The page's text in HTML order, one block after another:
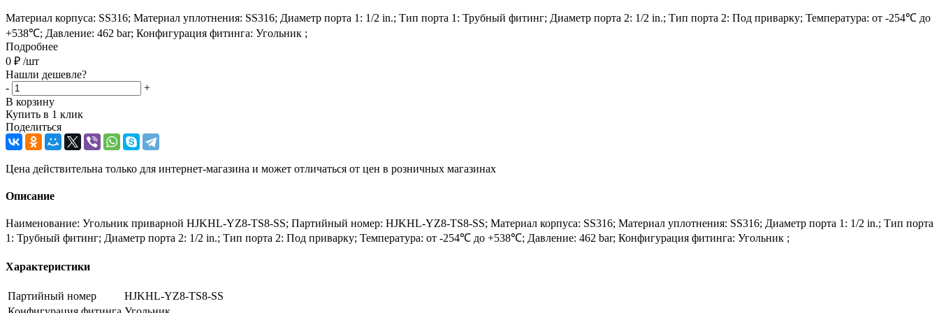
Материал корпуса: SS316; Материал уплотнения: SS316; Диаметр порта 1: 1/2 in.; Тип порта 1: Трубный фитинг; Диаметр порта 2: 1/2 in.; Тип порта 2: Под приварку; Температура: от -254℃ до
+538℃; Давление: 462 bar; Конфигурация фитинга: Угольник ;
Подробнее
0 ₽ /шт
Нашли дешевле?
-
+
В корзину
Купить в 1 клик
Поделиться
Цена действительна только для интернет-магазина и может отличаться от цен в розничных магазинах
Описание
Наименование: Угольник приварной HJKHL-YZ8-TS8-SS; Партийный номер: HJKHL-YZ8-TS8-SS; Материал корпуса: SS316; Материал уплотнения: SS316; Диаметр порта 1: 1/2 in.; Тип порта
1: Трубный фитинг; Диаметр порта 2: 1/2 in.; Тип порта 2: Под приварку; Температура: от -254℃ до +538℃; Давление: 462 bar; Конфигурация фитинга: Угольник ;
Характеристики
Партийный номер
HJKHL-YZ8-TS8-SS